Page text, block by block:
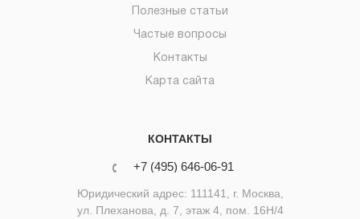
Полезные статьи
Частые вопросы
Контакты
Карта сайта
КОНТАКТЫ
+7 (495) 646-06-91
Юридический адрес: 111141, г. Москва,
ул. Плеханова, д. 7, этаж 4, пом. 16Н/4